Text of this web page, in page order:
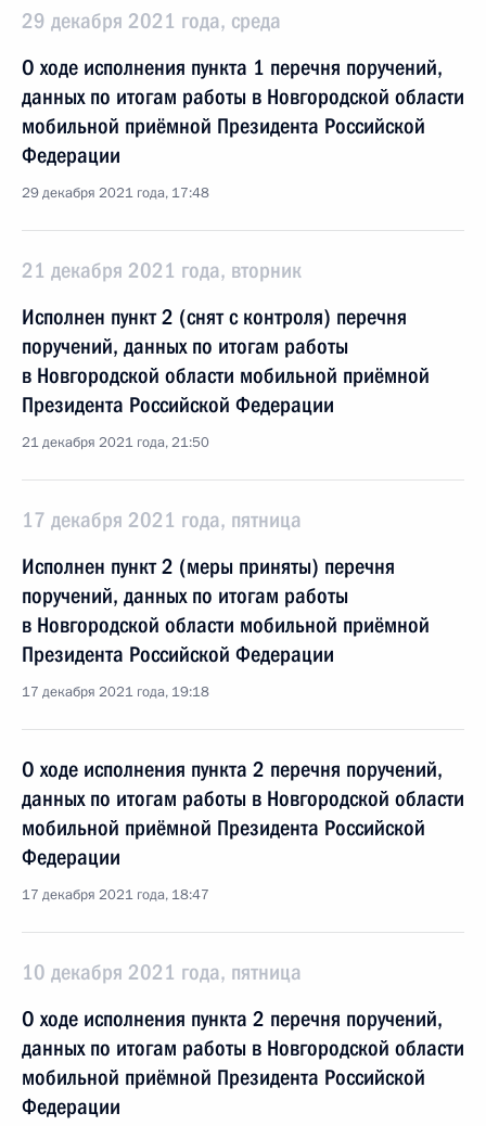
29 декабря 2021 года, среда
О ходе исполнения пункта 1 перечня поручений,
данных по итогам работы в Новгородской области
мобильной приёмной Президента Российской
Федерации
29 декабря 2021 года, 17:48
21 декабря 2021 года, вторник
Исполнен пункт 2 (снят с контроля) перечня
поручений, данных по итогам работы
в Новгородской области мобильной приёмной
Президента Российской Федерации
21 декабря 2021 года, 21:50
17 декабря 2021 года, пятница
Исполнен пункт 2 (меры приняты) перечня
поручений, данных по итогам работы
в Новгородской области мобильной приёмной
Президента Российской Федерации
17 декабря 2021 года, 19:18
О ходе исполнения пункта 2 перечня поручений,
данных по итогам работы в Новгородской области
мобильной приёмной Президента Российской
Федерации
17 декабря 2021 года, 18:47
10 декабря 2021 года, пятница
О ходе исполнения пункта 2 перечня поручений,
данных по итогам работы в Новгородской области
мобильной приёмной Президента Российской
Федерации